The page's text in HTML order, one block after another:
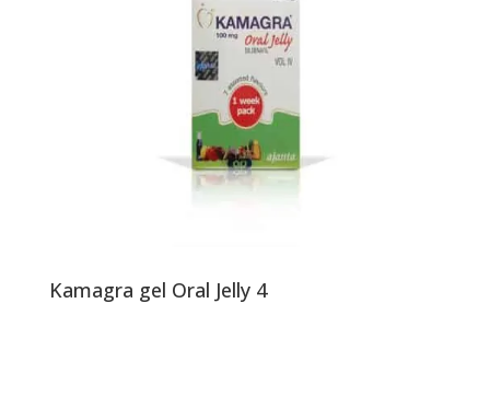
Kamagra gel Oral Jelly 4